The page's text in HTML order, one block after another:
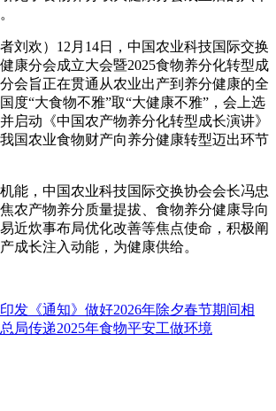
欢）12月14日，中国农业科技国际交换
康分会成立大会暨2025食物养分化转型成
会旨正在贯通从农业出产到养分健康的全
度“大食物不雅”取“大健康不雅”，会上选
启动《中国农产物养分化转型成长演讲》
国农业食物财产向养分健康转型迈出环节
，中国农业科技国际交换协会会长冯忠
农产物养分质量提拔、食物养分健康导向
近炊事布局优化改善等焦点使命，积极阐
成长注入动能，为健康供给。
发《通知》做好2026年除夕春节期间相
局传递2025年食物平安工做环境